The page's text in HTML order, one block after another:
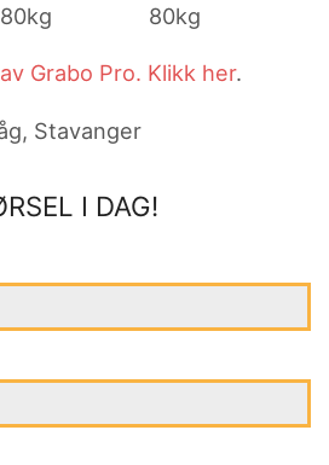
80kg
Grabo Pro. Klikk her.
Stavanger
I DAG!